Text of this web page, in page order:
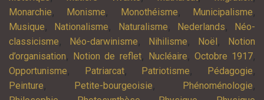
Monarchie, Monisme, Monothéisme, Municipalisme,
Musique, Nationalisme, Naturalisme, Nederlands,
Néo-
classicisme, Néo-darwinisme, Nihilisme, Noël ,
Notion
d’organisation, Notion de reflet, Nucléaire, Octobre 1917,
Opportunisme, Patriarcat, Patriotisme, Pédagogie,
Peinture, Petite-bourgeoisie, Phénoménologie,